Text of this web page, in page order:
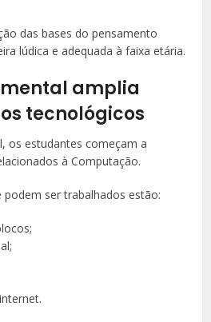
das bases do pensamento
lúdica e adequada à faixa etária.
amplia
tecnológicos
os estudantes começam a
à Computação.
ser trabalhados estão: